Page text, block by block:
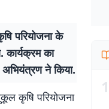
परियोजना के
कार्यक्रम का
अभियंत्रण ने किया.
कृषि परियोजना
1